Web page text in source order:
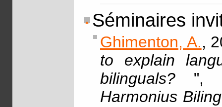
Séminaires
Ghimenton, A.,
to explain
bilinguals? ",
Harmonius